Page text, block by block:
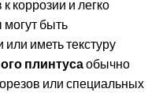
коррозии и легко
быть
иметь текстуру
плинтусаобычно
или специальных